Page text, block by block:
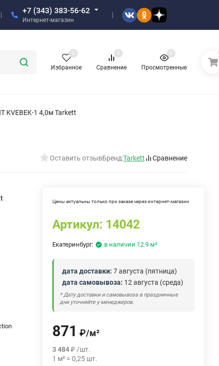
+7 (343) 383-56-62
Интернет-магазин
Избранное
0
Сравнение
0
Просмотренные
0
1 4,0м Tarkett
Оставить отзывБренд:Tarkett Сравнение
Цены актуальны только при заказе через интернет-магазин
Артикул: 14042
Екатеринбург: в наличии 12.9 м²
дата доставки: 7 августа (пятница)
дата самовывоза: 12 августа (среда)
* Дату доставки и самовывоза в праздничные
дни уточняйте у менеджеров.
871 ₽/м²
3 484 ₽ /шт.
1 м² =0,25 шт.